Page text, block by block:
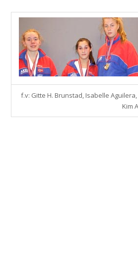
f.v: Gitte H. Brunstad, Isabelle
Kim